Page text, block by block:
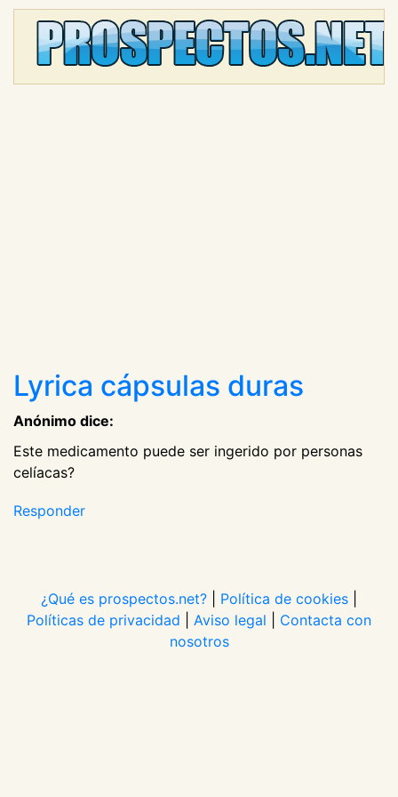
Lyrica cápsulas duras
Anónimo dice:
Este medicamento puede ser ingerido por personas
celíacas?
Responder
¿Qué es prospectos.net? Política de cookies
Políticas de privacidad
Aviso legal
Contacta con
nosotros